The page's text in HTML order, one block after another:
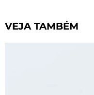
VEJA TAMBÉM